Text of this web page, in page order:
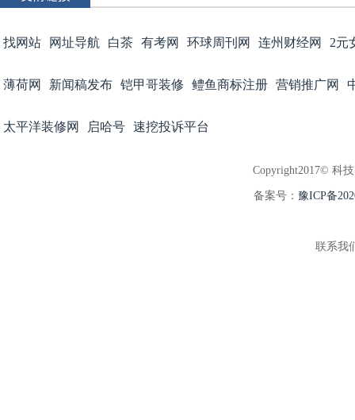
找网站 网址导航 白茶 有考网 环球周刊网 连州财经网 2元
薄荷网 新闻稿发布 铠甲哥装修 鳢鱼商标注册 营销推广网
太平洋装修网 启哈号 速挖投诉平台
Copyright2017© 科
备案号： 豫ICP备
联系我